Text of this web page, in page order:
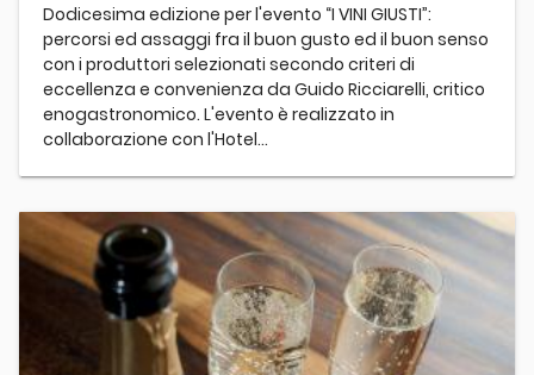
Dodicesima edizione per l'evento “I VINI GIUSTI”:
percorsi ed assaggi fra il buon gusto ed il buon senso
con i produttori selezionati secondo criteri di
eccellenza e convenienza da Guido Ricciarelli, critico
enogastronomico. L'evento è realizzato in
collaborazione con l'Hotel...